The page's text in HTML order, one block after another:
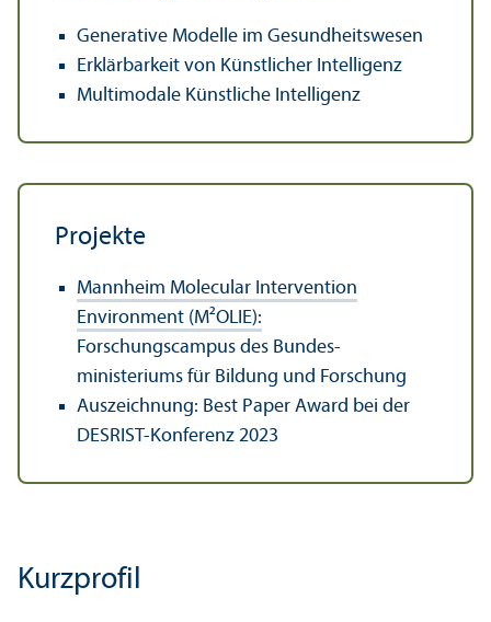
Generative Modelle im Gesundheits­wesen
Erklärbarkeit von Künstlicher Intelligenz
Multimodale Künstliche Intelligenz
Projekte
Mannheim Molecular Intervention
Environment (M²OLIE):
Forschungs­campus des Bundes­
ministeriums für Bildung und Forschung
Auszeichnung: Best Paper Award bei der
DESRIST-Konferenz 2023
Kurzprofil